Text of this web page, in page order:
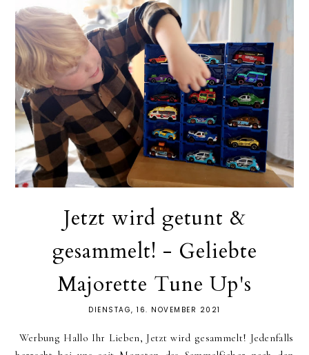
Jetzt wird getunt &
gesammelt! - Geliebte
Majorette Tune Up's
DIENSTAG, 16. NOVEMBER 2021
Werbung Hallo Ihr Lieben, Jetzt wird gesammelt! Jedenfalls